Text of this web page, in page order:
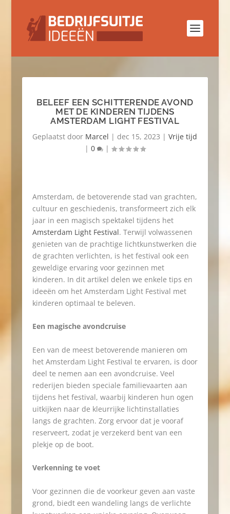
BELEEF EEN SCHITTERENDE AVOND
MET DE KINDEREN TIJDENS
AMSTERDAM LIGHT FESTIVAL
Geplaatst door Marcel | dec 15, 2023 |Vrije tijd
| 0 |
Amsterdam, de betoverende stad van grachten,
cultuur en geschiedenis, transformeert zich elk
jaar in een magisch spektakel tijdens het
Amsterdam Light Festival. Terwijl volwassenen
genieten van de prachtige lichtkunstwerken die
de grachten verlichten, is het festival ook een
geweldige ervaring voor gezinnen met
kinderen. In dit artikel delen we enkele tips en
ideeën om het Amsterdam Light Festival met
kinderen optimaal te beleven.
Een magische avondcruise
Een van de meest betoverende manieren om
het Amsterdam Light Festival te ervaren, is door
deel te nemen aan een avondcruise. Veel
rederijen bieden speciale familievaarten aan
tijdens het festival, waarbij kinderen hun ogen
uitkijken naar de kleurrijke lichtinstallaties
langs de grachten. Zorg ervoor dat je vooraf
reserveert, zodat je verzekerd bent van een
plekje op de boot.
Verkenning te voet
Voor gezinnen die de voorkeur geven aan vaste
grond, biedt een wandeling langs de verlichte